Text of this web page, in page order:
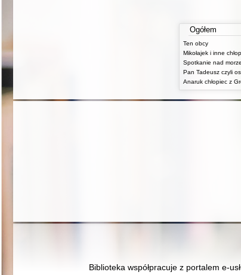
Ogółem
Ten obcy
Mikołajek i inne
Spotkanie nad
Anaruk chłopiec z
Biblioteka współpracuje z portalem e-